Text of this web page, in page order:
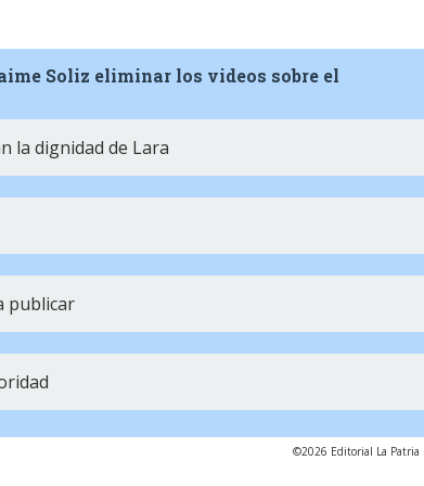
Soliz eliminar los videos sobre el
la dignidad de Lara
publicar
©2026 Editorial La Patria